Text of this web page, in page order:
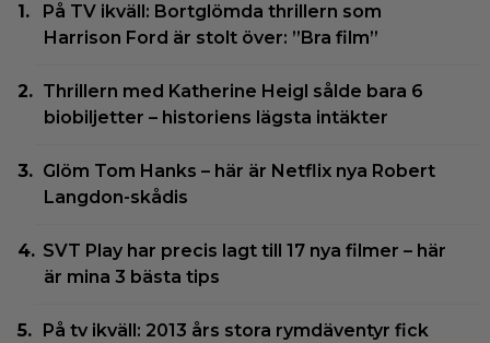
På TV ikväll: Bortglömda thrillern som
Harrison Ford är stolt över: ”Bra film”
Thrillern med Katherine Heigl sålde bara 6
biobiljetter – historiens lägsta intäkter
Glöm Tom Hanks – här är Netflix nya Robert
Langdon-skådis
SVT Play har precis lagt till 17 nya filmer – här
är mina 3 bästa tips
På tv ikväll: 2013 års stora rymdäventyr fick